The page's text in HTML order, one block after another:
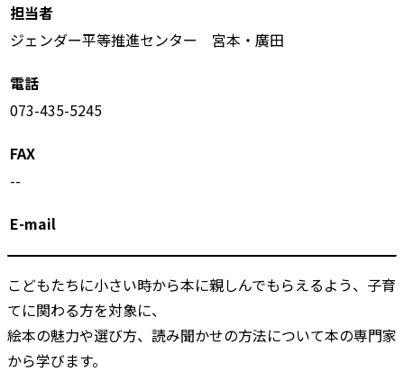
担当者
ジェンダー平等推進センター 宮本・廣田
電話
073-435-5245
FAX
--
E-mail
こどもたちに小さい時から本に親しんでもらえるよう、子育
てに関わる方を対象に、
絵本の魅力や選び方、読み聞かせの方法について本の専門家
から学びます。